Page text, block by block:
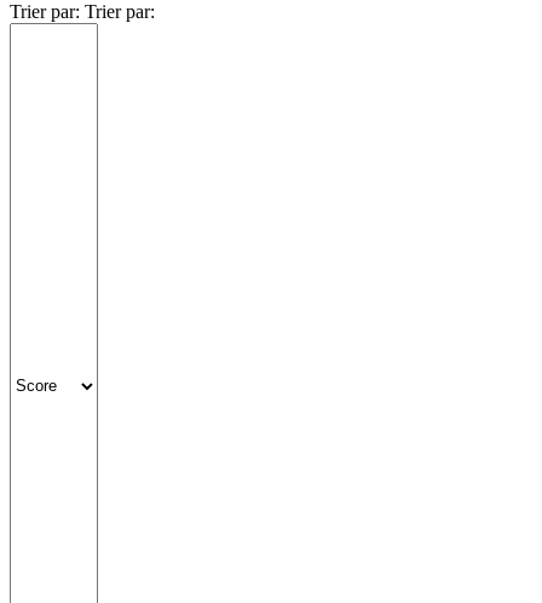
Trier par: Trier par: